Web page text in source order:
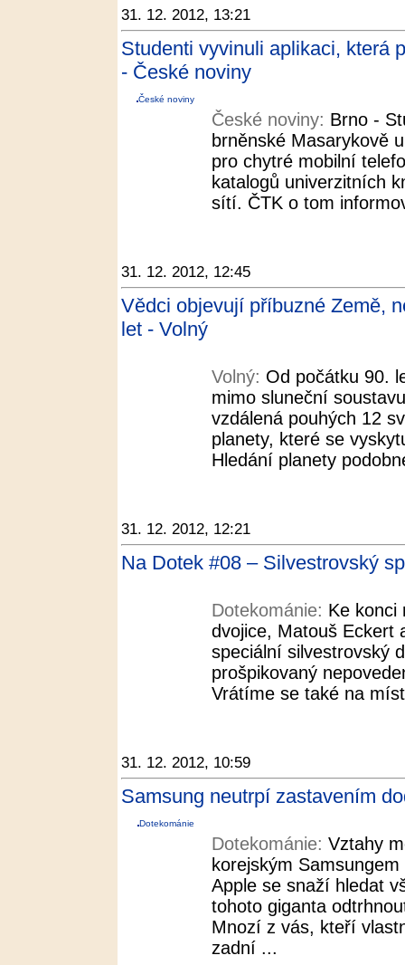
31. 12. 2012, 13:21
Studenti vyvinuli aplikaci, která
- České noviny
České noviny
České noviny: Brno -
brněnské Masarykově
pro chytré mobilní
katalogů univerzitních
sítí. ČTK o tom
31. 12. 2012, 12:45
Vědci objevují příbuzné Země,
let - Volný
Volný: Od počátku 90.
mimo sluneční
vzdálená pouhých 12
planety, které se
Hledání planety
31. 12. 2012, 12:21
Na Dotek #08 – Silvestrovský
Dotekománie: Ke konci
dvojice, Matouš Eckert
speciální silvestrovský
prošpikovaný
Vrátíme se také na
31. 12. 2012, 10:59
Samsung neutrpí zastavením
Dotekománie
Dotekománie: Vztahy
korejským
Apple se snaží hledat
tohoto giganta
Mnozí z vás, kteří
zadní ...